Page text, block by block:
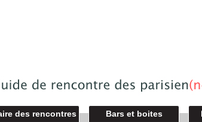
des rencontres Bars et boites